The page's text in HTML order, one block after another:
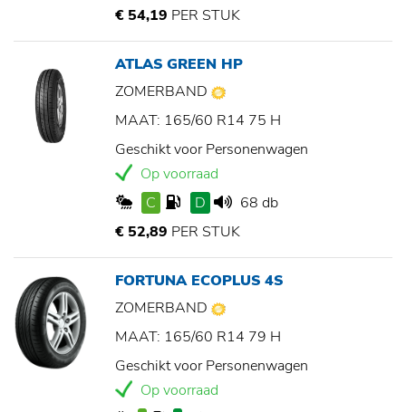
€ 54,19 PER STUK
ATLAS GREEN HP
ZOMERBAND
MAAT: 165/60 R14 75 H
Geschikt voor Personenwagen
Op voorraad
C
D
68 db
€ 52,89 PER STUK
FORTUNA ECOPLUS 4S
ZOMERBAND
MAAT: 165/60 R14 79 H
Geschikt voor Personenwagen
Op voorraad